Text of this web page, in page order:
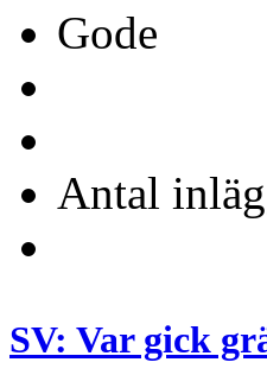
Gode
Antal
SV: Var gick